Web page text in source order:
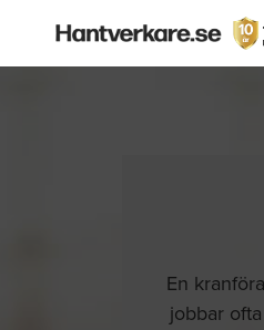
En
jobbar